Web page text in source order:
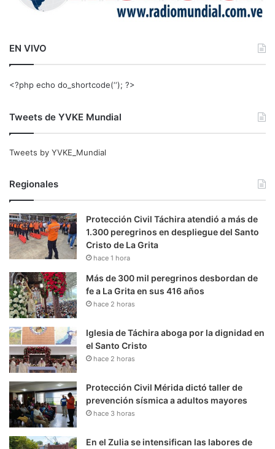
EN VIVO
<?php echo do_shortcode(‘‘); ?>
Tweets de YVKE Mundial
Tweets by YVKE_Mundial
Regionales
Protección Civil Táchira atendió a más de
1.300 peregrinos en despliegue del Santo
Cristo de La Grita
hace 1 hora
Más de 300 mil peregrinos desbordan de
fe a La Grita en sus 416 años
hace 2 horas
Iglesia de Táchira aboga por la dignidad en
el Santo Cristo
hace 2 horas
Protección Civil Mérida dictó taller de
prevención sísmica a adultos mayores
hace 3 horas
En el Zulia se intensifican las labores de